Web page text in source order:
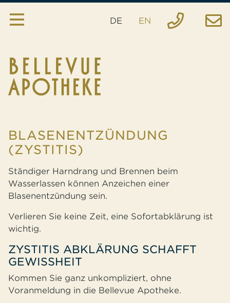
DE
EN
Apotheke
Services
Bestellung
Standort
BLASENENTZÜNDUNG
(ZYSTITIS)
Ständiger Harndrang und Brennen beim
Wasserlassen können Anzeichen einer
Blasenentzündung sein.
Verlieren Sie keine Zeit, eine Sofortabklärung ist
wichtig.
ZYSTITIS ABKLÄRUNG SCHAFFT
GEWISSHEIT
Kommen Sie ganz unkompliziert, ohne
Voranmeldung in die Bellevue Apotheke.